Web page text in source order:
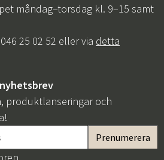
måndag–torsdag kl. 9–15 samt
25 02 52 eller via detta
produktlanseringar och